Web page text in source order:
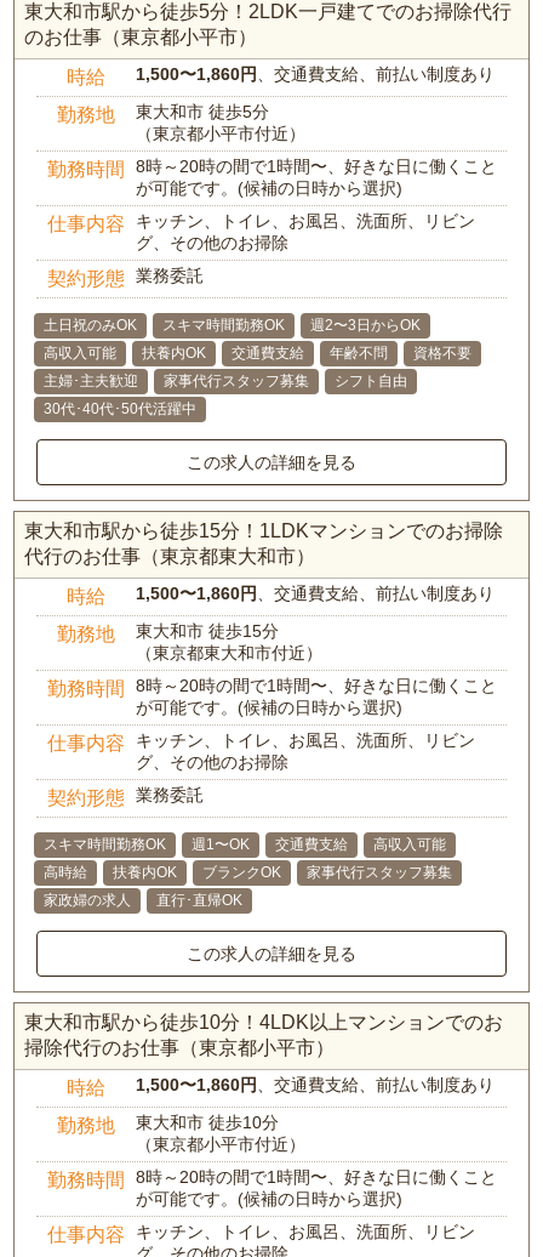
東大和市駅から徒歩5分！2LDK一戸建てでのお掃除代行
のお仕事（東京都小平市）
時給 1,500〜1,860円、交通費支給、前払い制度あり
勤務地
東大和市 徒歩5分
（東京都小平市付近）
勤務時間
8時～20時の間で1時間〜、好きな日に働くこと
が可能です。(候補の日時から選択)
仕事内容
キッチン、トイレ、お風呂、洗面所、リビン
グ、その他のお掃除
契約形態 業務委託
土日祝のみOK スキマ時間勤務OK
週2〜3日からOK
高収入可能
扶養内OK 交通費支給 年齢不問
資格不要
主婦･主夫歓迎
家事代行スタッフ募集
シフト自由
30代･40代･50代活躍中
この求人の詳細を見る
東大和市駅から徒歩15分！1LDKマンションでのお掃除
代行のお仕事（東京都東大和市）
時給 1,500〜1,860円、交通費支給、前払い制度あり
勤務地
東大和市 徒歩15分
（東京都東大和市付近）
勤務時間
8時～20時の間で1時間〜、好きな日に働くこと
が可能です。(候補の日時から選択)
仕事内容
キッチン、トイレ、お風呂、洗面所、リビン
グ、その他のお掃除
契約形態 業務委託
スキマ時間勤務OK 週1〜OK 交通費支給
高収入可能
高時給
扶養内OK ブランクOK
家事代行スタッフ募集
家政婦の求人
直行･直帰OK
この求人の詳細を見る
東大和市駅から徒歩10分！4LDK以上マンションでのお
掃除代行のお仕事（東京都小平市）
時給 1,500〜1,860円、交通費支給、前払い制度あり
勤務地
東大和市 徒歩10分
（東京都小平市付近）
勤務時間
8時～20時の間で1時間〜、好きな日に働くこと
が可能です。(候補の日時から選択)
仕事内容
キッチン、トイレ、お風呂、洗面所、リビン